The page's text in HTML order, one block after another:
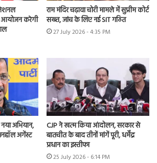
आयोजन करेगी
राम मंदिर चढ़ावा चोरी मामले में सुप्रीम कोर्ट
सख्त, जांच के लिए नई SIT गठित
27 July 2026 - 4:35 PM
अभियान,
अगेंस्ट
CJP ने खत्म किया आंदोलन, सरकार से
बातचीत के बाद तीनों मांगें पूरी, धर्मेंद्र
प्रधान का इस्तीफा
25 July 2026 - 6:14 PM